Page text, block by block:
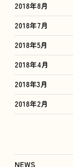
2018年8月
2018年7月
2018年5月
2018年4月
2018年3月
2018年2月
NEWS